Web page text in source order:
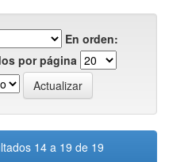
En orden:
por página
14 a 19 de 19